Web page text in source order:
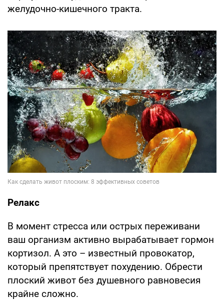
желудочно-кишечного тракта.
Релакс
В момент стресса или острых переживани
ваш организм активно вырабатывает гормон
кортизол. А это – известный провокатор,
который препятствует похудению. Обрести
плоский живот без душевного равновесия
крайне сложно.